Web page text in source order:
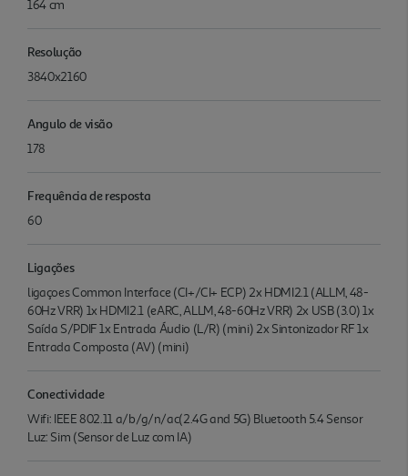
164 cm
Resolução
3840x2160
Angulo de visão
178
Frequência de resposta
60
Ligações
ligaçoes Common Interface (CI+/CI+ ECP) 2x HDMI2.1 (ALLM, 48-
60Hz VRR) 1x HDMI2.1 (eARC, ALLM, 48-60Hz VRR) 2x USB (3.0) 1x
Saída S/PDIF 1x Entrada Áudio (L/R) (mini) 2x Sintonizador RF 1x
Entrada Composta (AV) (mini)
Conectividade
Wifi: IEEE 802.11 a/b/g/n/ac(2.4G and 5G) Bluetooth 5.4 Sensor
Luz: Sim (Sensor de Luz com IA)